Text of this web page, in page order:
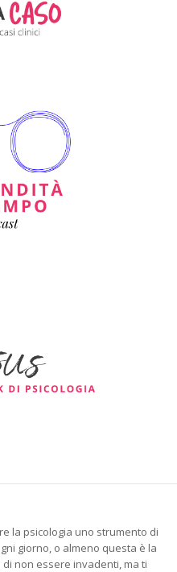
la psicologia uno strumento di
giorno, o almeno questa è la
non essere invadenti, ma ti